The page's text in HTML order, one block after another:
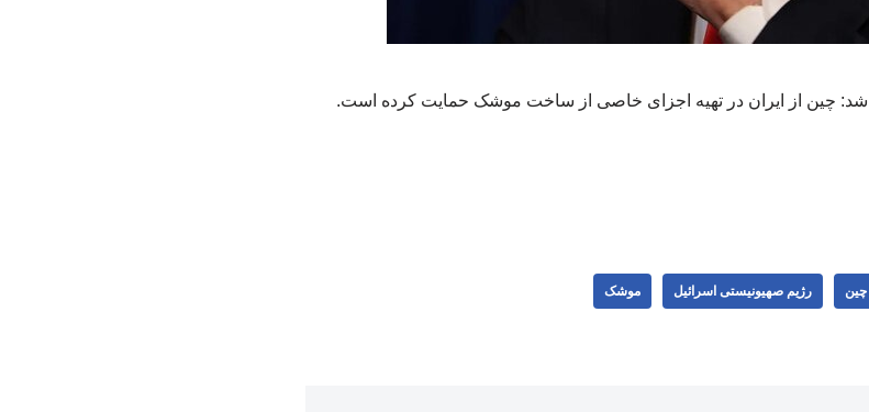
شد: چین از ایران در تهیه اجزای خاصی از ساخت موشک حمایت کرده است.
چین رژیم صهیونیستی اسرائیل موشک